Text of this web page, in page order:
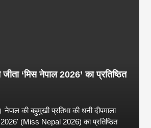
‘मिस नेपाल 2026’ का प्रतिष्ठित
की बहुमुखी प्रतिभा की धनी दीपमाला
(Miss Nepal 2026) का प्रतिष्ठित